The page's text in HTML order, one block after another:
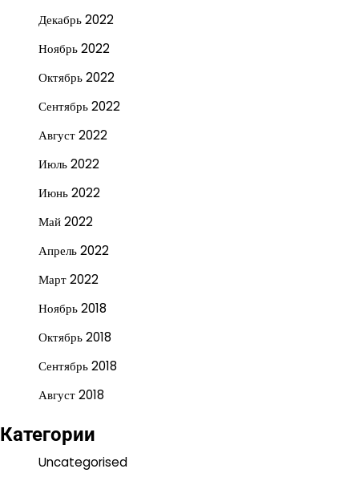
Декабрь 2022
Ноябрь 2022
Октябрь 2022
Сентябрь 2022
Август 2022
Июль 2022
Июнь 2022
Май 2022
Апрель 2022
Март 2022
Ноябрь 2018
Октябрь 2018
Сентябрь 2018
Август 2018
Категории
Uncategorised